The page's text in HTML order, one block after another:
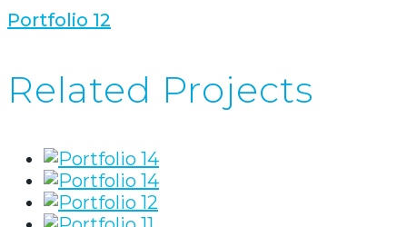
Portfolio 12
Related Projects